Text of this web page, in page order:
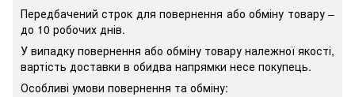
Передбачений строк для повернення або обміну товару –
до 10 робочих днів.
У випадку повернення або обміну товару належної якості,
вартість доставки в обидва напрямки несе покупець.
Особливі умови повернення та обміну: